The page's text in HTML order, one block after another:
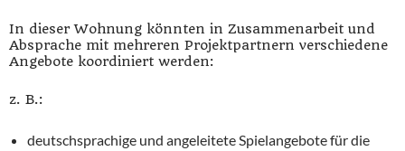
In dieser Wohnung könnten in Zusammenarbeit und
Absprache mit mehreren Projektpartnern verschiedene
Angebote koordiniert werden:
z. B.:
deutschsprachige und angeleitete Spielangebote für die